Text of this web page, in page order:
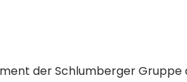
der Schlumberger Gruppe